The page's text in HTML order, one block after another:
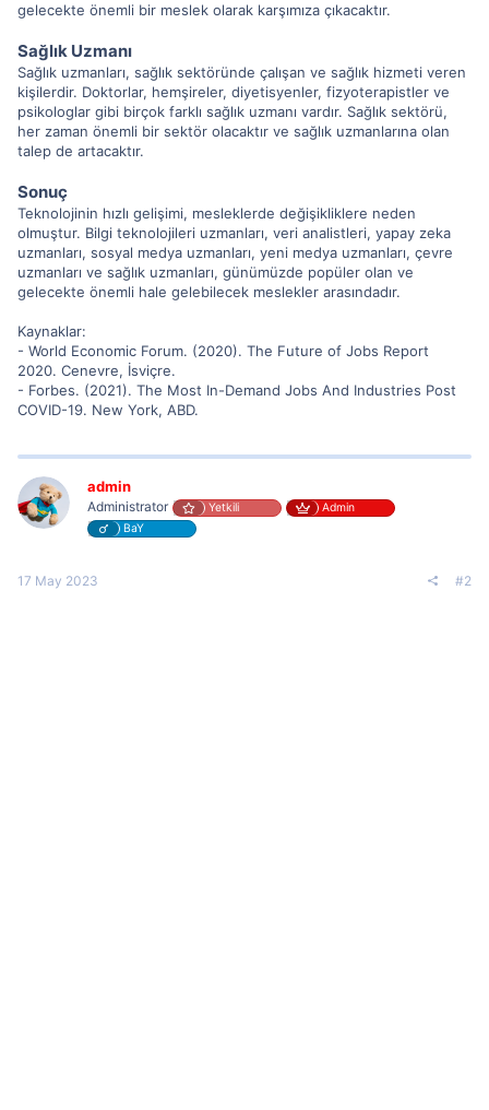
gelecekte önemli bir meslek olarak karşımıza çıkacaktır.
Sağlık Uzmanı
Sağlık uzmanları, sağlık sektöründe çalışan ve sağlık hizmeti veren
kişilerdir. Doktorlar, hemşireler, diyetisyenler, fizyoterapistler ve
psikologlar gibi birçok farklı sağlık uzmanı vardır. Sağlık sektörü,
her zaman önemli bir sektör olacaktır ve sağlık uzmanlarına olan
talep de artacaktır.
Sonuç
Teknolojinin hızlı gelişimi, mesleklerde değişikliklere neden
olmuştur. Bilgi teknolojileri uzmanları, veri analistleri, yapay zeka
uzmanları, sosyal medya uzmanları, yeni medya uzmanları, çevre
uzmanları ve sağlık uzmanları, günümüzde popüler olan ve
gelecekte önemli hale gelebilecek meslekler arasındadır.
Kaynaklar:
- World Economic Forum. (2020). The Future of Jobs Report
2020. Cenevre, İsviçre.
- Forbes. (2021). The Most In-Demand Jobs And Industries Post
COVID-19. New York, ABD.
admin
Administrator Yetkili
Admin
BaY
17 May 2023 #2